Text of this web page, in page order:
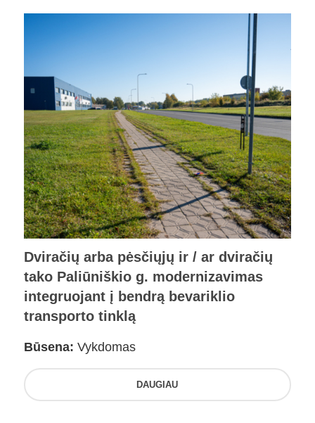
Dviračių arba pėsčiųjų ir / ar dviračių
tako Paliūniškio g. modernizavimas
integruojant į bendrą bevariklio
transporto tinklą
Būsena: Vykdomas
DAUGIAU